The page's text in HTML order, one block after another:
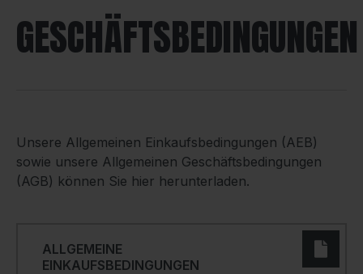
GESCHÄFTSBEDINGUNGEN
Unsere Allgemeinen Einkaufsbedingungen (AEB)
sowie unsere Allgemeinen Geschäftsbedingungen
(AGB) können Sie hier herunterladen.
ALLGEMEINE
EINKAUFSBEDINGUNGEN